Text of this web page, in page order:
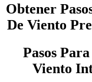
Obtener
De Viento
Pasos
Viento